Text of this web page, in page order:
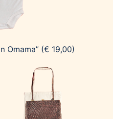
Omama” (€ 19,00)